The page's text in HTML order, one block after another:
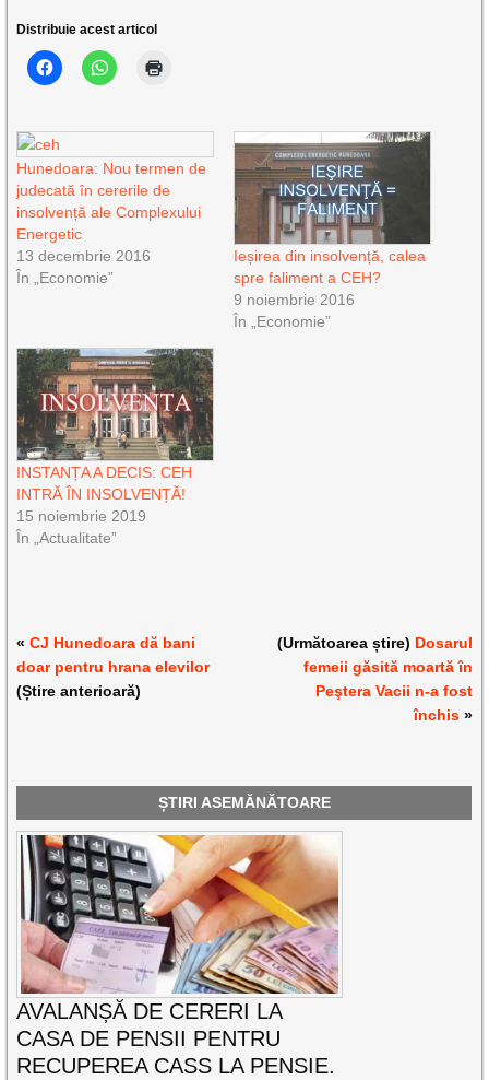
Distribuie acest articol
Hunedoara: Nou termen de
judecată în cererile de
insolvență ale Complexului
Energetic
13 decembrie 2016
În „Economie”
Ieșirea din insolvență, calea
spre faliment a CEH?
9 noiembrie 2016
În „Economie”
INSTANȚA A DECIS: CEH
INTRĂ ÎN INSOLVENȚĂ!
15 noiembrie 2019
În „Actualitate”
«CJ Hunedoara dă bani
doar pentru hrana elevilor
(Știre anterioară)
(Următoarea știre) Dosarul
femeii găsită moartă în
Peştera Vacii n-a fost
închis»
ȘTIRI ASEMĂNĂTOARE
AVALANȘĂ DE CERERI LA
CASA DE PENSII PENTRU
RECUPEREA CASS LA PENSIE.